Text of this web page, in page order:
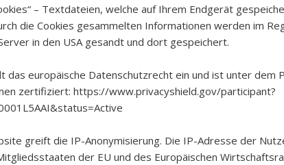
– Textdateien, welche auf Ihrem Endgerät
die Cookies gesammelten Informationen werden im
in den USA gesandt und dort gespeichert.
das europäische Datenschutzrecht ein und ist unter dem
zertifiziert: https://www.privacyshield.gov/participant?
greift die IP-Anonymisierung. Die IP-Adresse der
der EU und des Europäischen